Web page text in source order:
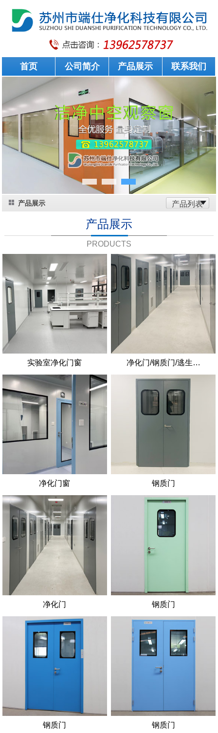
首页 公司简介 产品展示 联系我们
产品展示 产品列表
产品展示
PRODUCTS
实验室净化门窗 净化门/钢质门/逃生…
净化门窗 钢质门
净化门 钢质门
钢质门 钢质门